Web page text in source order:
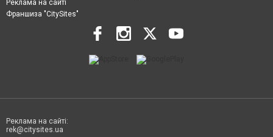
Реклама на сайті
Франшиза "CitySites"
Реклама на сайті:
rek@citysites.ua